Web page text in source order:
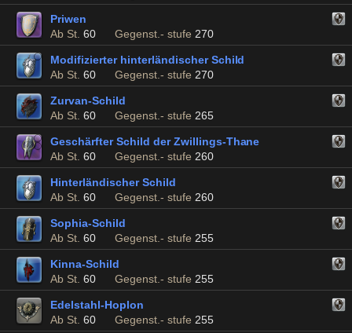
Priwen
Ab St. 60 Gegenst.- stufe 270
Modifizierter hinterländischer Schild
Ab St. 60 Gegenst.- stufe 270
Zurvan-Schild
Ab St. 60 Gegenst.- stufe 265
Geschärfter Schild der Zwillings-Thane
Ab St. 60 Gegenst.- stufe 260
Hinterländischer Schild
Ab St. 60 Gegenst.- stufe 260
Sophia-Schild
Ab St. 60 Gegenst.- stufe 255
Kinna-Schild
Ab St. 60 Gegenst.- stufe 255
Edelstahl-Hoplon
Ab St. 60 Gegenst.- stufe 255